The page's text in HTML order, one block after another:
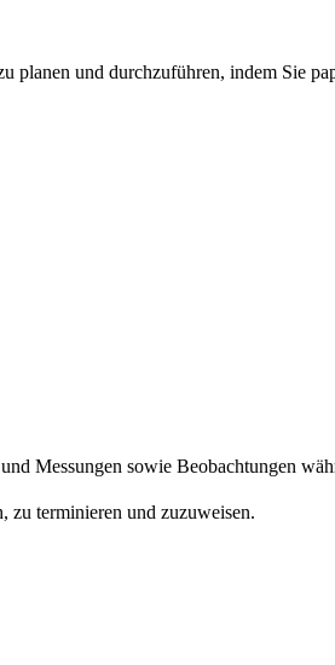
und durchzuführen, indem Sie
Messungen sowie Beobachtungen
zu terminieren und zuzuweisen.